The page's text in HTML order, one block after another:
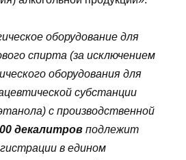
оборудование для
спирта (за исключением
оборудования для
субстанции
с производственной
декалитров подлежит
в едином